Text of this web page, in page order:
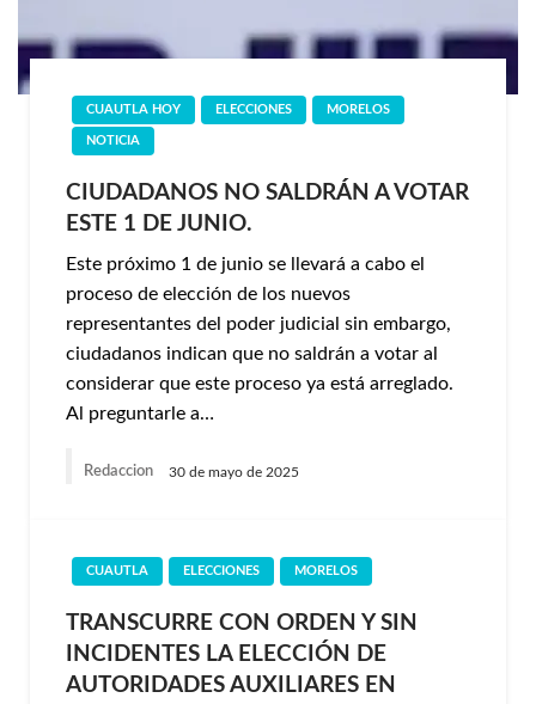
CUAUTLA HOY ELECCIONES MORELOS
NOTICIA
CIUDADANOS NO SALDRÁN A VOTAR
ESTE 1 DE JUNIO.
Este próximo 1 de junio se llevará a cabo el
proceso de elección de los nuevos
representantes del poder judicial sin embargo,
ciudadanos indican que no saldrán a votar al
considerar que este proceso ya está arreglado.
Al preguntarle a…
Redaccion 30 de mayo de 2025
CUAUTLA ELECCIONES MORELOS
TRANSCURRE CON ORDEN Y SIN
INCIDENTES LA ELECCIÓN DE
AUTORIDADES AUXILIARES EN